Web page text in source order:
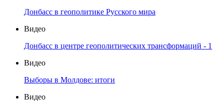
Донбасс в геополитике Русского мира
Видео
Донбасс в центре геополитических трансформаций - 1
Видео
Выборы в Молдове: итоги
Видео